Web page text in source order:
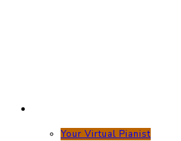
Your Virtual Pianist